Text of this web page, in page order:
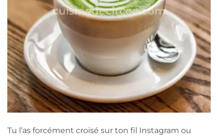
Tu l’as forcément croisé sur ton fil Instagram ou